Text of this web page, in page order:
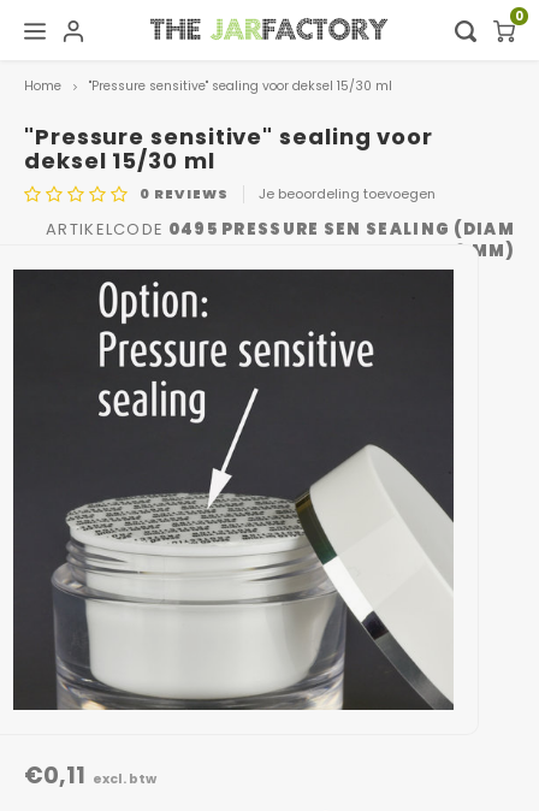
Hoofdmenu / digital showroom
Digital showroom
Decoratie
Hoofdmenu
Taal
Nederlands
0
Home "Pressure sensitive" sealing voor deksel 15/30 ml
"Pressure sensitive" sealing voor
deksel 15/30 ml
0 REVIEWS Je beoordeling toevoegen
ARTIKELCODE 0495 PRESSURE SEN SEALING (DIAM
47,3 MM)
€0,11 excl. btw